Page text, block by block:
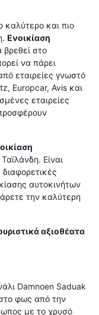
καλύτερο και πιο
Ενοικίαση
βρεθεί στο
να πάρει
εταιρείες γνωστό
Europcar, Avis και
εταιρείες
Είναι
αυτοκινήτων
την καλύτερη
αξιοθέατα
Damnoen Saduak
φως από την
με το χρυσό